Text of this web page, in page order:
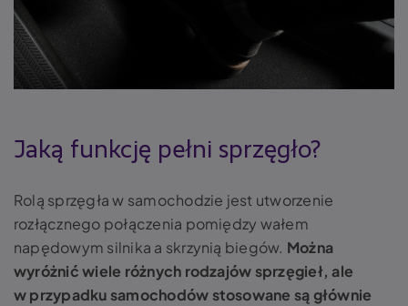
Jaką funkcję pełni sprzęgło?
Rolą sprzęgła w samochodzie jest utworzenie
rozłącznego połączenia pomiędzy wałem
napędowym silnika a skrzynią biegów. Można
wyróżnić wiele różnych rodzajów sprzęgieł, ale
w przypadku samochodów stosowane są głównie